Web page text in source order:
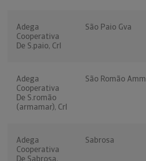
Adega
Cooperativa
De S.paio, Crl
São Paio Gva
Adega
Cooperativa
De S.romão
(armamar), Crl
São Romão Amm
Adega
Cooperativa
De Sabrosa,
Sabrosa